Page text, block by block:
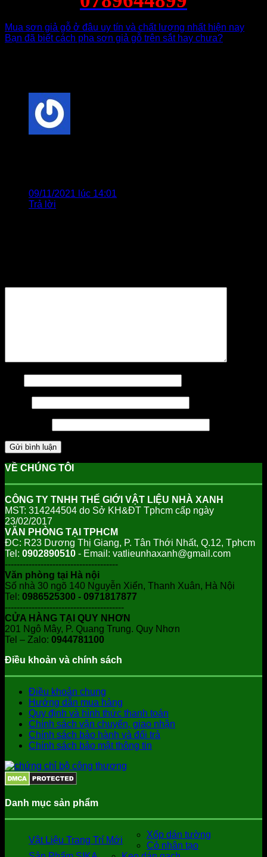
Mua sơn giả gỗ ở đâu uy tín và chất lượng nhất hiện nay
Bạn đã biết cách pha sơn giả gỗ trên sắt hay chưa?
09/11/2021 lúc 14:01
Trả lời
VỀ CHÚNG TÔI
CÔNG TY TNHH THẾ GIỚI VẬT LIỆU NHÀ XANH
MST: 314244504 do Sở KH&ĐT Tphcm cấp ngày
23/02/2017
VĂN PHÒNG TẠI TPHCM
ĐC: R23 Dương Thị Giang, P. Tân Thới Nhất, Q.12, Tphcm
Tel: 0902890510 - Email: vatlieunhaxanh@gmail.com
--------------------------------------
Văn phòng tại Hà nội
Số nhà 30 ngõ 140 Nguyễn Xiển, Thanh Xuân, Hà Nội
Tel: 0986525300 - 0971817877
----------------------------------------
CỬA HÀNG TẠI QUY NHƠN
201 Ngô Mây, P. Quang Trung. Quy Nhơn
Tel – Zalo: 0944781100
Điều khoản và chính sách
Điều khoản chung
Hướng dẫn mua hàng
Quy định và hình thức thanh toán
Chính sách vận chuyển, giao nhận
Chính sách bảo hành và đổi trả
Chính sách bảo mật thông tin
Danh mục sản phẩm
Vật Liệu Trang Trí Mới
Xốp dán tường
Cỏ nhân tạo